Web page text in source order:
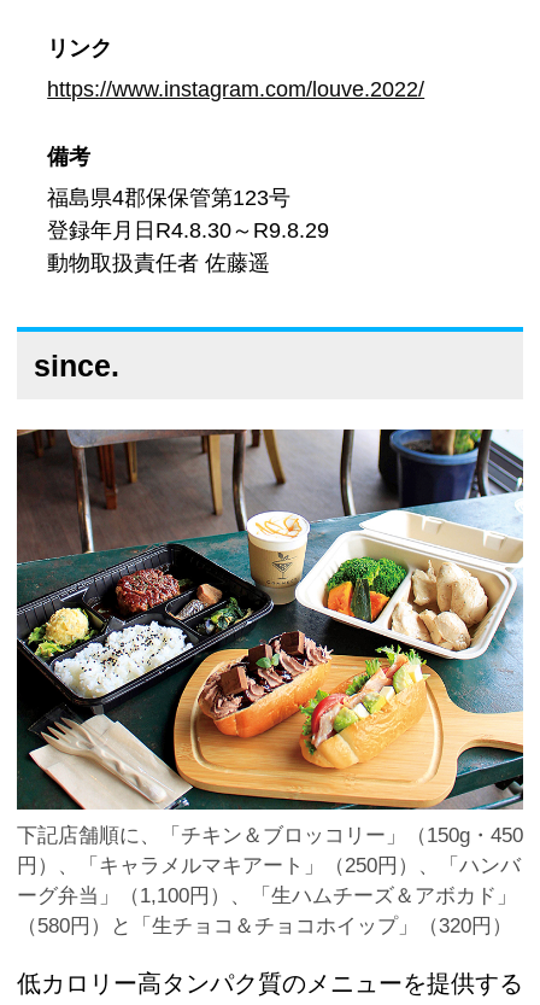
リンク
https://www.instagram.com/louve.2022/
備考
福島県4郡保保管第123号
登録年月日R4.8.30～R9.8.29
動物取扱責任者 佐藤遥
since.
下記店舗順に、「チキン＆ブロッコリー」（150g・450
円）、「キャラメルマキアート」（250円）、「ハンバ
ーグ弁当」（1,100円）、「生ハムチーズ＆アボカド」
（580円）と「生チョコ＆チョコホイップ」（320円）
低カロリー高タンパク質のメニューを提供する